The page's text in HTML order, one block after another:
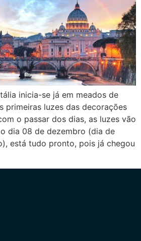
inicia-se já em meados de
primeiras luzes das decorações
o passar dos dias, as luzes vão
dia 08 de dezembro (dia de
está tudo pronto, pois já chegou